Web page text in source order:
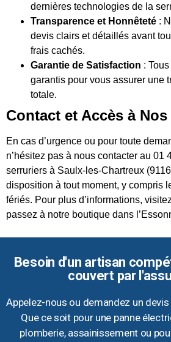
dernières technologies de la
Transparence et Honnêteté :
devis clairs et détaillés avant
frais cachés.
Garantie de Satisfaction :
garantis pour vous assurer une
totale.
Contact et Accès à
En cas d’urgence ou pour toute
n’hésitez pas à nous contacter au 01
serruriers à Saulx-les-Chartreux
disposition à tout moment, y compris
fériés. Pour plus d’informations,
passez à notre boutique dans
Besoin d'un artisan
couvert par
Appelez-nous ou demandez un
Que ce soit pour une panne
plomberie, assainissement ou